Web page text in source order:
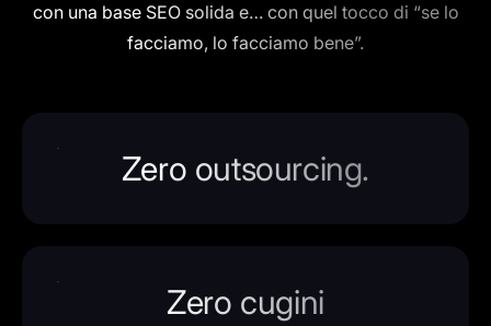
con una base SEO solida e… con quel tocco di “se lo
facciamo, lo facciamo bene”.
Zero outsourcing.
Zero cugini